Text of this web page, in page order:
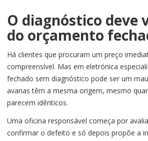
O diagnóstico deve
do orçamento
Há clientes que procuram um preço
compreensível. Mas em eletrónica
fechado sem diagnóstico pode ser um
avarias têm a mesma origem, mesmo
parecem idênticos.
Uma oficina responsável começa por
confirmar o defeito e só depois propõe a